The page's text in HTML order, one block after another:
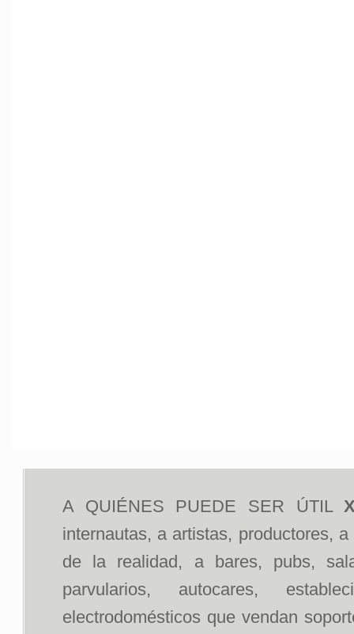
A QUIÉNES PUEDE SER ÚTIL
internautas, a artistas, productores,
de la realidad, a bares, pubs,
parvularios, autocares,
electrodomésticos que vendan